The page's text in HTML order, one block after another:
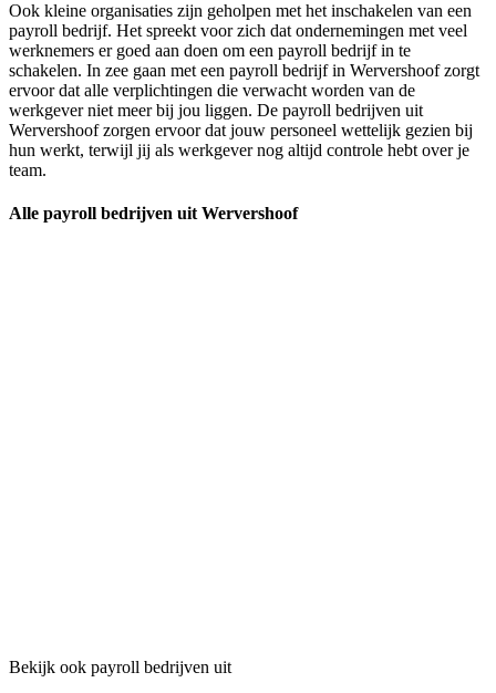
Ook kleine organisaties zijn geholpen met het inschakelen van een
payroll bedrijf. Het spreekt voor zich dat ondernemingen met veel
werknemers er goed aan doen om een payroll bedrijf in te
schakelen. In zee gaan met een payroll bedrijf in Wervershoof zorgt
ervoor dat alle verplichtingen die verwacht worden van de
werkgever niet meer bij jou liggen. De payroll bedrijven uit
Wervershoof zorgen ervoor dat jouw personeel wettelijk gezien bij
hun werkt, terwijl jij als werkgever nog altijd controle hebt over je
team.
Alle payroll bedrijven uit Wervershoof
Bekijk ook payroll bedrijven uit